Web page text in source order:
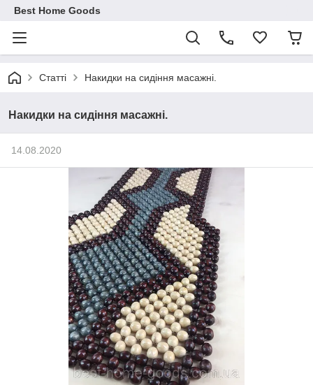
Best Home Goods
Статті Накидки на сидіння масажні.
Накидки на сидіння масажні.
14.08.2020